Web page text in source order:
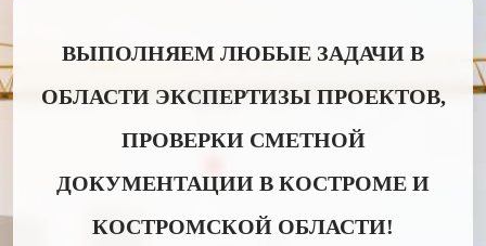
ВЫПОЛНЯЕМ ЛЮБЫЕ ЗАДАЧИ В
ОБЛАСТИ ЭКСПЕРТИЗЫ ПРОЕКТОВ,
ПРОВЕРКИ СМЕТНОЙ
ДОКУМЕНТАЦИИ В КОСТРОМЕ И
КОСТРОМСКОЙ ОБЛАСТИ!